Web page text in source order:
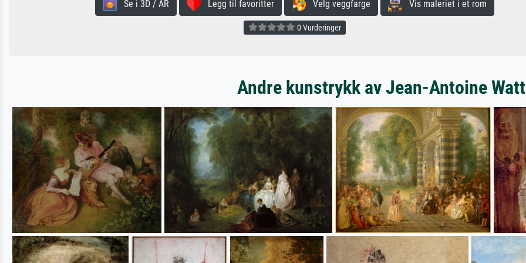
Se i 3D / AR Legg til favoritter Velg veggfarge Vis maleriet i et rom
0 Vurderinger
Andre kunstrykk av Jean-Antoine